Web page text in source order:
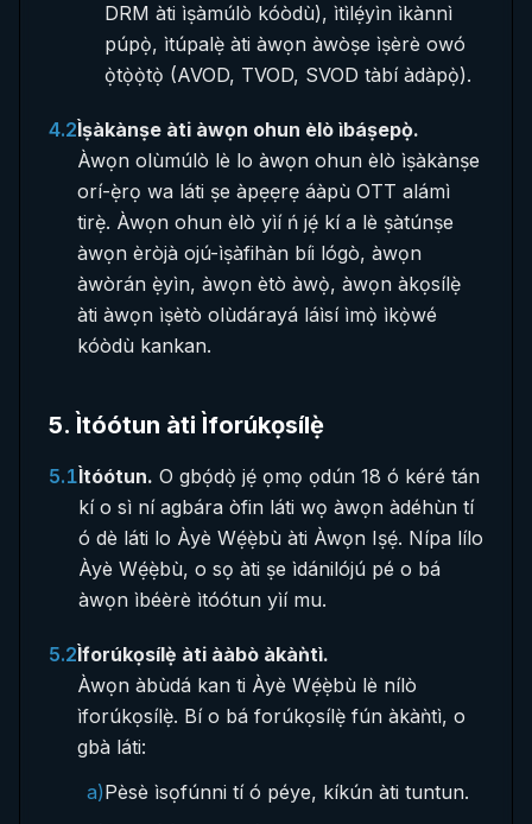
DRM àti ìṣàmúlò kóòdù), ìtìlẹ́yìn ìkànnì
púpọ̀, ìtúpalẹ̀ àti àwọn àwòṣe ìṣèrè owó
ọ̀tọ̀ọ̀tọ̀ (AVOD, TVOD, SVOD tàbí àdàpọ̀).
4.2Ìṣàkànṣe àti àwọn ohun èlò ìbáṣepọ̀.
Àwọn olùmúlò lè lo àwọn ohun èlò ìṣàkànṣe
orí-ẹ̀rọ wa láti ṣe àpẹẹrẹ áàpù OTT alámì
tirẹ̀. Àwọn ohun èlò yìí ń jẹ́ kí a lè ṣàtúnṣe
àwọn èròjà ojú-ìṣàfihàn bíi lógò, àwọn
àwòrán ẹ̀yìn, àwọn ètò àwọ̀, àwọn àkọsílẹ̀
àti àwọn ìṣètò olùdárayá láìsí ìmọ̀ ìkọ̀wé
kóòdù kankan.
5. Ìtóótun àti Ìforúkọsílẹ̀
5.1Ìtóótun. O gbọ́dọ̀ jẹ́ ọmọ ọdún 18 ó kéré tán
kí o sì ní agbára òfin láti wọ àwọn àdéhùn tí
ó dè láti lo Àyè Wẹ́ẹ̀bù àti Àwọn Iṣẹ́. Nípa lílo
Àyè Wẹ́ẹ̀bù, o sọ àti ṣe ìdánilójú pé o bá
àwọn ìbéèrè ìtóótun yìí mu.
5.2Ìforúkọsílẹ̀ àti ààbò àkàǹtì.
Àwọn àbùdá kan ti Àyè Wẹ́ẹ̀bù lè nílò
ìforúkọsílẹ̀. Bí o bá forúkọsílẹ̀ fún àkàǹtì, o
gbà láti:
a)Pèsè ìsọfúnni tí ó péye, kíkún àti tuntun.